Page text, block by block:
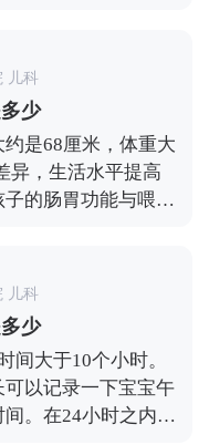
，体重是
；6岁身高116cm，
23kg；8岁身高
，体重28kg；10
高146cm，体重
。
到13.5公斤的范围
间。20个月的宝宝
身高、思维反应、
育的阶段。因此，
一些蛋白质含量比
。
儿科
少
是68厘米，体重大
异，生活水平提高
的肠胃功能与喂养
半年身高是前三个
月是每月平均增长
儿科
少
间大于10个小时。
以记录一下宝宝午
。在24小时之内，